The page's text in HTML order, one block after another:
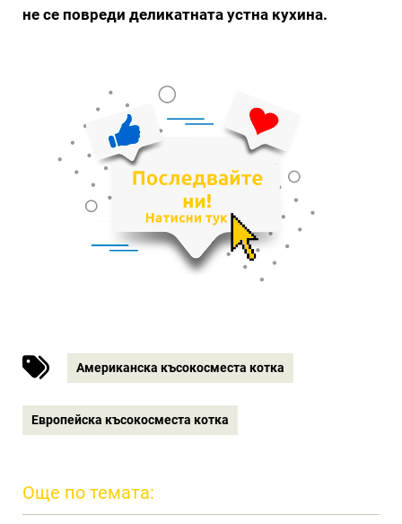
не се повреди деликатната устна кухина.
Американска късокосместа котка
Европейска късокосместа котка
Още по темата: